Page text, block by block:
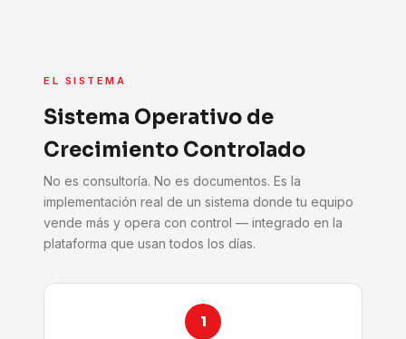
EL SISTEMA
Sistema Operativo de
Crecimiento Controlado
No es consultoría. No es documentos. Es la
implementación real de un sistema donde tu equipo
vende más y opera con control — integrado en la
plataforma que usan todos los días.
1